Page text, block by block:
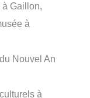
Gaillon,
à
Nouvel An
à